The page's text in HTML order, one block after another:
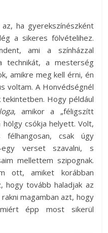
ha gyerekszínészként
a sikeres fölvételihez.
ami a színházzal
technikát, a mesterség
amikre meg kell érni, én
voltam. A Honvédségnél
Hogy például
, amikor a „féligszítt
csókja helyett. Volt,
csak úgy
egy verset szavalni, s
mellettem szipognak.
ott, amiket korábban
hogy tovább haladjak az
magamban azt, hogy
épp most sikerül